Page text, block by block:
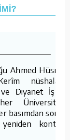
Ahmed Hüsrev
nüshaları,
Diyanet İşleri
Üniversitesi
basımdan sonra
kontrol